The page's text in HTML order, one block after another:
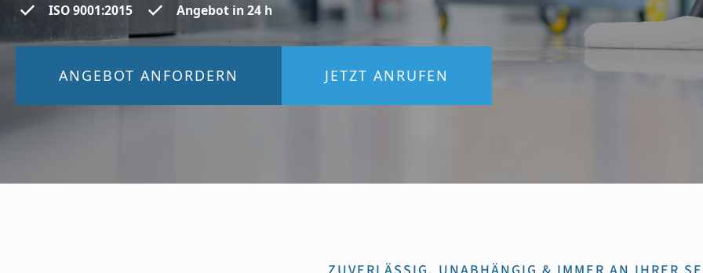
ISO 9001:2015
Angebot in 24 h
ANGEBOT ANFORDERN JETZT ANRUFEN